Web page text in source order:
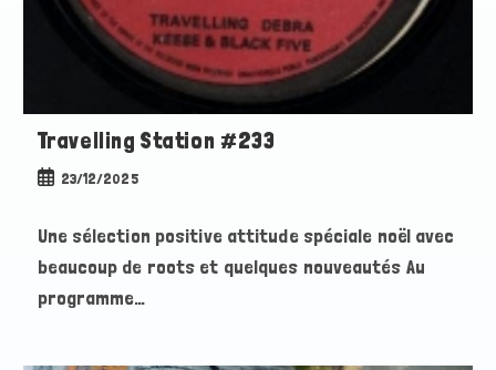
Travelling Station #233
Publication
23/12/2025
Une sélection positive attitude spéciale noël avec
beaucoup de roots et quelques nouveautés Au
programme…